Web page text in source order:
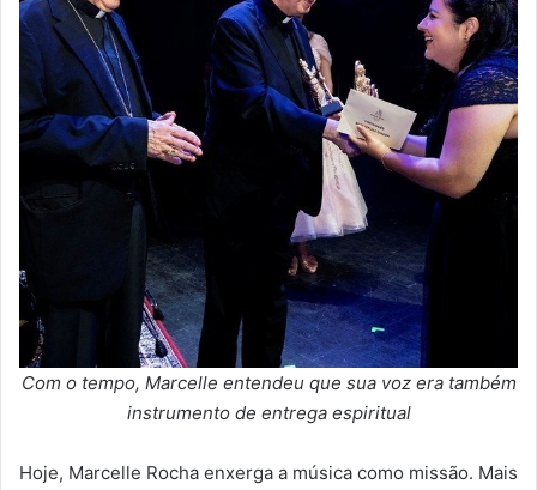
Com o tempo, Marcelle entendeu que sua voz era também
instrumento de entrega espiritual
Hoje, Marcelle Rocha enxerga a música como missão. Mais